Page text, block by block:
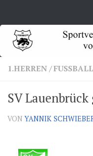
1.HERREN /FUSSBALL
SV
VONYANNIK